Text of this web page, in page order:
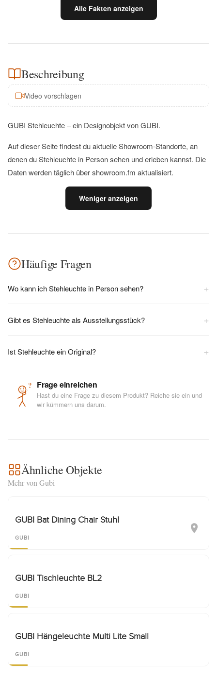
Alle Fakten anzeigen
Beschreibung
Video vorschlagen
GUBI Stehleuchte – ein Designobjekt von GUBI.
Auf dieser Seite findest du aktuelle Showroom-Standorte, an
denen du Stehleuchte in Person sehen und erleben kannst. Die
Daten werden täglich über showroom.fm aktualisiert.
Weniger anzeigen
Häufige Fragen
Wo kann ich Stehleuchte in Person sehen? +
Gibt es Stehleuchte als Ausstellungsstück? +
Ist Stehleuchte ein Original? +
? Frage einreichen
Hast du eine Frage zu diesem Produkt? Reiche sie ein und
wir kümmern uns darum.
Ähnliche Objekte
Mehr von Gubi
GUBI Bat Dining Chair Stuhl
GUBI
GUBI Tischleuchte BL2
GUBI
GUBI Hängeleuchte Multi Lite Small
GUBI